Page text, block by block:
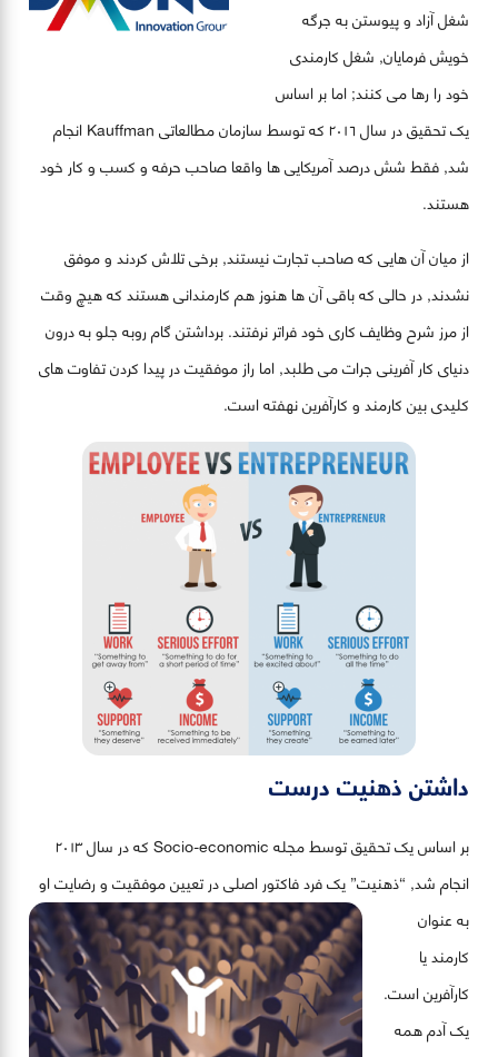
شغل آزاد و پیوستن به جرگه
خویش فرمایان, شغل کارمندی
خود را رها می کنند; اما بر اساس
یک تحقیق در سال ٢٠١٦ که توسط سازمان مطالعاتی Kauffman انجام
شد, فقط شش درصد آمریکایی ها واقعا صاحب حرفه و کسب و کار خود
هستند.
از میان آن هایی که صاحب تجارت نیستند, برخی تلاش کردند و موفق
نشدند, در حالی که باقی آن ها هنوز هم کارمندانی هستند که هیچ وقت
از مرز شرح وظایف کاری خود فراتر نرفتند. برداشتن گام روبه جلو به درون
دنیای کار آفرینی جرات می طلبد, اما راز موفقیت در پیدا کردن تفاوت های
کلیدی بین کارمند و کارآفرین نهفته است.
داشتن ذهنیت درست
بر اساس یک تحقیق توسط مجله Socio-economic که در سال ٢٠١٣
انجام شد, “ذهنیت” یک فرد فاکتور اصلی درتعیین موفقیت و رضایت او
به عنوان
کارمند یا
کارآفرین است.
یک آدم همه